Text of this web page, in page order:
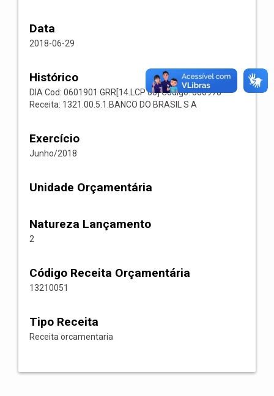
Data
2018-06-29
Histórico
DIA Cod: 0601901 GRR[14.LCP 66] Codigo: 000978
Receita: 1321.00.5.1.BANCO DO BRASIL S A
Exercício
Junho/2018
Unidade Orçamentária
Natureza Lançamento
2
Código Receita Orçamentária
13210051
Tipo Receita
Receita orcamentaria